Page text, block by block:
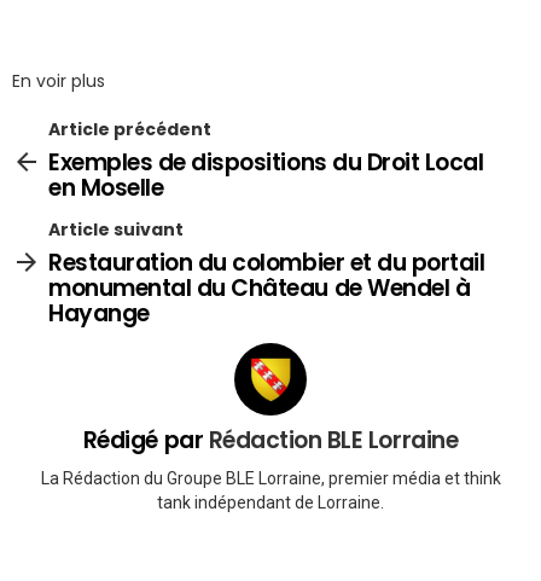
En voir plus
Article précédent
Exemples de dispositions du Droit Local
en Moselle
Article suivant
Restauration du colombier et du portail
monumental du Château de Wendel à
Hayange
Rédigé par Rédaction BLE Lorraine
La Rédaction du Groupe BLE Lorraine, premier média et think
tank indépendant de Lorraine.